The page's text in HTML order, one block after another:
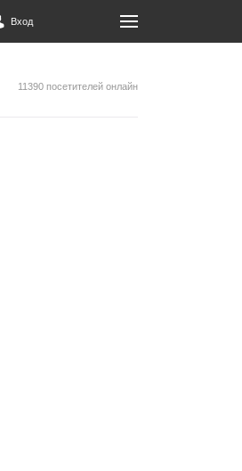
Вход
11390 посетителей онлайн